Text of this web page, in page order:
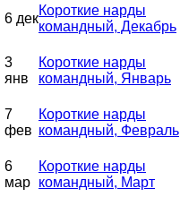
6 дек
Короткие нарды
командный, Декабрь
3
янв
Короткие нарды
командный, Январь
7
фев
Короткие нарды
командный, Февраль
6
мар
Короткие нарды
командный, Март